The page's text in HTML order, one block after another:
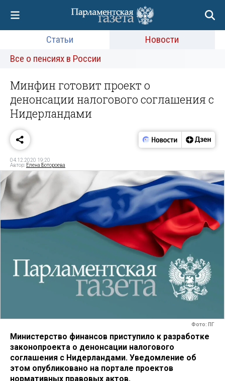
Статьи
Новости
Все о пенсиях в России
Минфин готовит проект о
денонсации налогового соглашения с
Нидерландами
04.12.2020 19:20
Автор: Елена Ботороева
Фото: ПГ
Министерство финансов приступило к разработке
законопроекта о денонсации налогового
соглашения с Нидерландами. Уведомление об
этом опубликовано на портале проектов
нормативных правовых актов.